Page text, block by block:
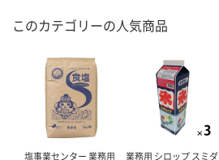
このカテゴリーの人気商品
塩事業センター 業務用
業務用 シロップ スミダ